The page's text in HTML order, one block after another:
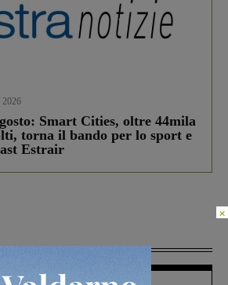
2026
Smart Cities, oltre 44mila
torna il bando per lo sport e
Estrair
×